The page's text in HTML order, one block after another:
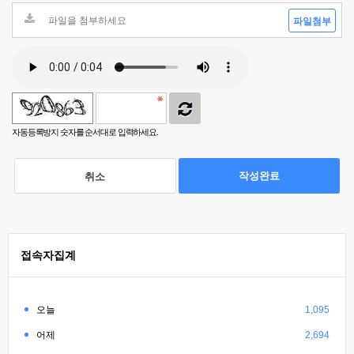
파일첨부
자동등록방지 숫자를 순서대로 입력하세요.
취소 작성완료
접속자집계
오늘 1,095
어제 2,694